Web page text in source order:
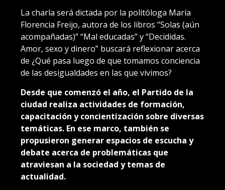
La charla será dictada por la politóloga María
Florencia Freijo, autora de los libros “Solas (aún
acompañadas)” “Mal educadas” y “Decididas.
Amor, sexo y dinero” buscará reflexionar acerca
de ¿Qué pasa luego de que tomamos conciencia
de las desigualdades en las que vivimos?
Desde que comenzó el año, el Partido de la
ciudad realiza actividades de formación,
capacitación y concientización sobre diversas
temáticas. En ese marco, también se
propusieron generar espacios de escucha y
debate acerca de problemáticas que
atraviesan a la sociedad y temas de
actualidad.